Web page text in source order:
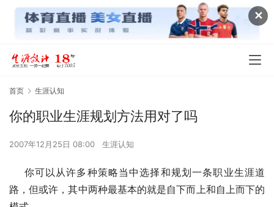
✕
首页 生涯认知
你的职业生涯规划方法用对了吗
2007年12月25日 08:00 生涯认知
你可以从许多种策略当中选择和规划一条职业生涯道
路，但或许，其中两种最基本的就是自下而上和自上而下的